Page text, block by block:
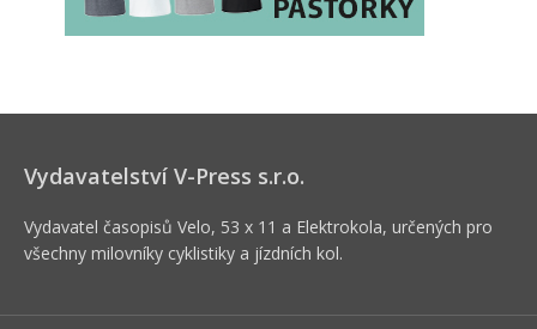
Vydavatelství V-Press s.r.o.
Vydavatel časopisů Velo, 53 x 11 a Elektrokola, určených pro
všechny milovníky cyklistiky a jízdních kol.